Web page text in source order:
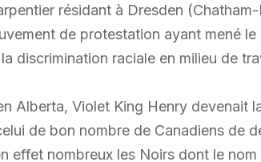
résidant à Dresden
de protestation ayant mené
discrimination raciale en milieu de
Alberta, Violet King Henry devenait
de bon nombre de Canadiens de
effet nombreux les Noirs dont le